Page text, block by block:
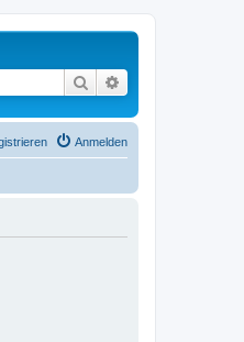
Suche
Anmelden